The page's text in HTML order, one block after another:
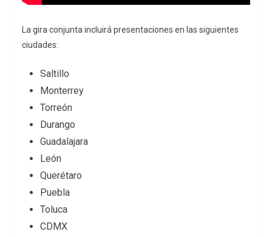
La gira conjunta incluirá presentaciones en las siguientes
ciudades:
Saltillo
Monterrey
Torreón
Durango
Guadalajara
León
Querétaro
Puebla
Toluca
CDMX